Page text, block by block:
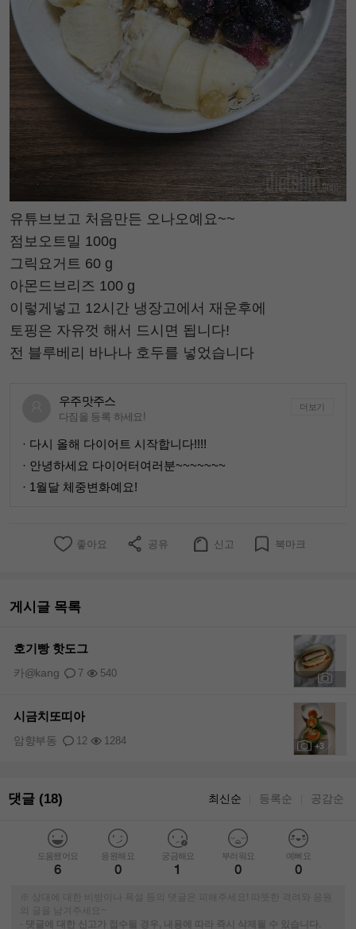
유튜브보고 처음만든 오나오예요~~
점보오트밀 100g
그릭요거트 60 g
아몬드브리즈 100 g
이렇게넣고 12시간 냉장고에서 재운후에
토핑은 자유껏 해서 드시면 됩니다!
전 블루베리 바나나 호두를 넣었습니다
우주맛주스
다짐을 등록 하세요!
더보기
· 다시 올해 다이어트 시작합니다!!!!
· 안녕하세요 다이어터여러분~~~~~~~
· 1월달 체중변화예요!
좋아요 공유 신고 북마크
게시글 목록
호기빵 핫도그
7 540
카@kang
+3
시금치또띠아
12 1284
암향부동
댓글 (18) 최신순 등록순 공감순
도움됐어요
6
응원해요
0
궁금해요
1
부러워요
0
예뻐요
0
※ 상대에 대한 비방이나 욕설 등의 댓글은 피해주세요! 따뜻한 격려와 응원
-
댓글에 대한 신고가 접수될 경우, 내용에 따라 즉시 삭제될 수 있습니다.